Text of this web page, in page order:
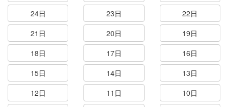
24日
23日
22日
21日
20日
19日
18日
17日
16日
15日
14日
13日
12日
11日
10日